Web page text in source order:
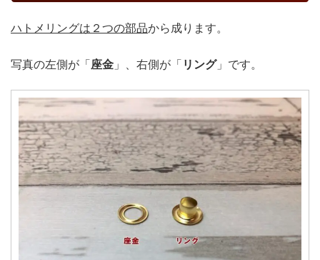
ハトメリングは２つの部品から成ります。
写真の左側が「座金 」、右側が「 リング」です。